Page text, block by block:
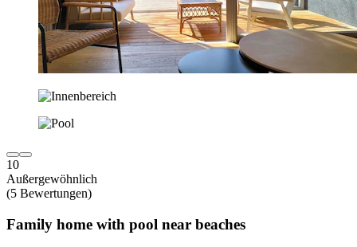
10
Außergewöhnlich
(5 Bewertungen)
Family home with pool near beaches